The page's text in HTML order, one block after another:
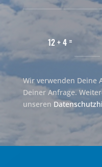
12 + 4 =
Alternative:
Wir verwenden Deine
Deiner Anfrage.
unseren